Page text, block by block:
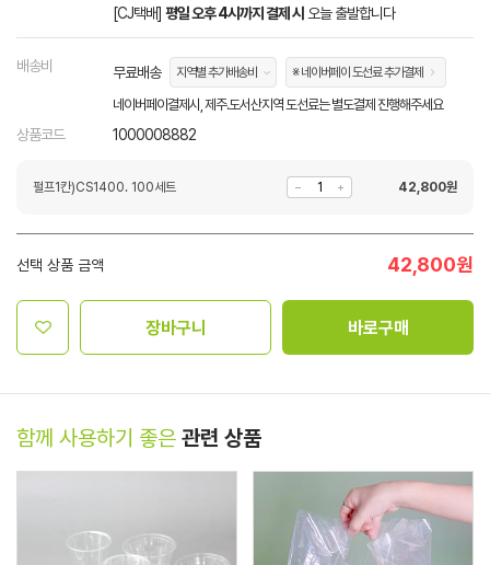
[CJ택배] 평일 오후 4시까지 결제 시 오늘 출발합니다
배송비 무료배송 지역별 추가배송비 ※ 네이버페이 도선료 추가결제
네이버페이결제시, 제주.도서산지역 도선료는 별도결제 진행해주세요
상품코드 1000008882
펄프1칸)CS1400. 100세트 42,800원
선택 상품 금액 42,800원
장바구니 바로구매
함께 사용하기 좋은 관련 상품